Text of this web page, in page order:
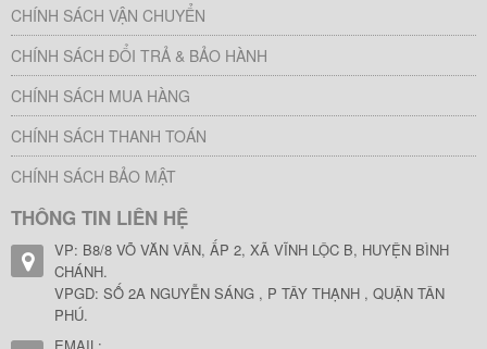
CHÍNH SÁCH VẬN CHUYỂN
CHÍNH SÁCH ĐỔI TRẢ & BẢO HÀNH
CHÍNH SÁCH MUA HÀNG
CHÍNH SÁCH THANH TOÁN
CHÍNH SÁCH BẢO MẬT
THÔNG TIN LIÊN HỆ
VP: B8/8 VÕ VĂN VÂN, ẤP 2, XÃ VĨNH LỘC B, HUYỆN BÌNH
CHÁNH.
VPGD: SỐ 2A NGUYỄN SÁNG , P TÂY THẠNH , QUẬN TÂN
PHÚ.